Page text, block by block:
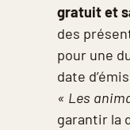
gratuit et
des
pour une
date
« Les
garantir la